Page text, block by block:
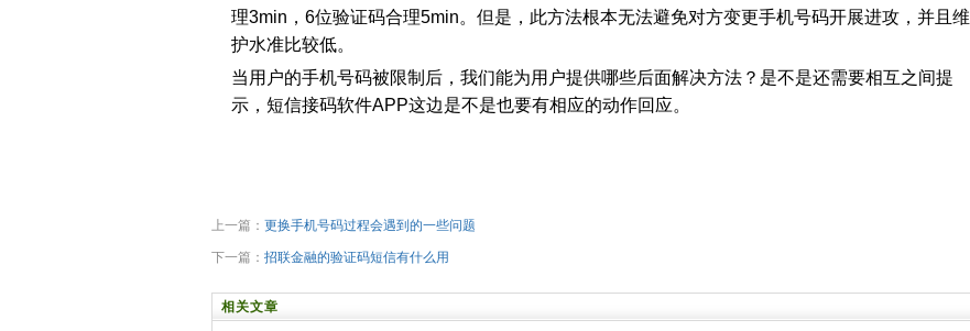
理3min，6位验证码合理5min。但是，此方法根本无法避免对方变更手机号码开展进攻，并且维
护水准比较低。
当用户的手机号码被限制后，我们能为用户提供哪些后面解决方法？是不是还需要相互之间提
示，短信接码软件APP这边是不是也要有相应的动作回应。
上一篇： 更换手机号码过程会遇到的一些问题
下一篇： 招联金融的验证码短信有什么用
相关文章